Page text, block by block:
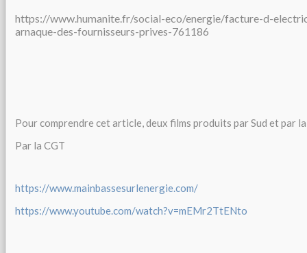
https://www.humanite.fr/social-eco/energie/facture-d-
arnaque-des-fournisseurs-prives-761186
Pour comprendre cet article, deux films produits par Sud et par
Par la CGT
https://www.mainbassesurlenergie.com/
https://www.youtube.com/watch?v=mEMr2TtENto